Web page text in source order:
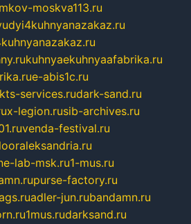
moskva113.ru
kuhnyaekuhnyaafabrika.ru
e-abis1c.ru
kts-services.rudark-sand.ru
x-legion.rusib-archives.ru
venda-festival.ru
lab-msk.ru1-mus.ru
purse-factory.ru
adler-jun.rubandamn.ru
1mus.rudarksand.ru